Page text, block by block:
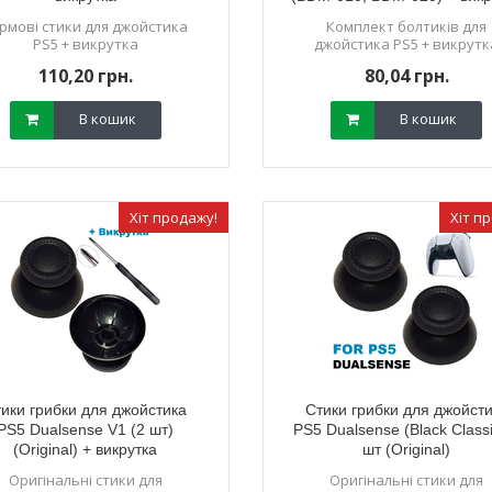
стики для джойстика
PS5 + викрутка
110,20 грн.
В кошик
Комплект болтиків для
джойстика PS5 +
80,04 грн.
В кошик
Хіт продажу!
грибки для джойстика
Dualsense V1 (2 шт)
(Original) + викрутка
Оригінальні стики для
Хіт
Стики грибки для
PS5 Dualsense (Black
шт (Original)
Оригінальні стики для